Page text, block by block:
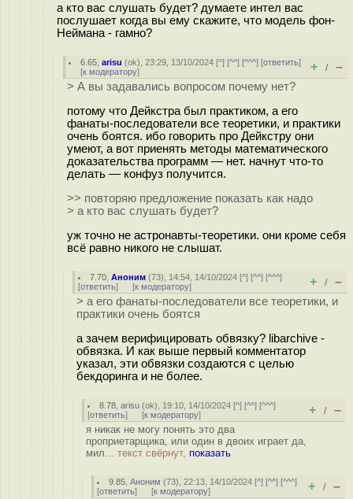
а кто вас слушать будет? думаете интел вас
послушает когда вы ему скажите, что модель фон-
Неймана - гамно?
6.65 ,arisu (ok), 23:29, 13/10/2024 [^] [^^] [^^^] [ответить]
[к модератору] + / –
> А вы задавались вопросом почему нет?
потому что Дейкстра был практиком, а его
фанаты-последователи все теоретики, и практики
очень боятся. ибо говорить про Дейкстру они
умеют, а вот приенять методы математического
доказательства программ — нет. начнут что-то
делать — конфуз получится.
>> повторяю предложение показать как надо
> а кто вас слушать будет?
уж точно не астронавты-теоретики. они кроме себя
всё равно никого не слышат.
7.70 ,Аноним (73), 14:54, 14/10/2024 [^] [^^] [^^^]
[ответить] [к модератору] + / –
> а его фанаты-последователи все теоретики, и
практики очень боятся
а зачем верифицировать обвязку? libarchive -
обвязка. И как выше первый комментатор
указал, эти обвязки создаются с целью
бекдоринга и не более.
8.78 ,arisu (ok), 19:10, 14/10/2024 [^] [^^] [^^^]
[ответить] [к модератору] + / –
я никак не могу понять это два
проприетарщика, или один в двоих играет да,
мил... текст свёрнут, показать
9.85 ,Аноним (73), 22:13, 14/10/2024 [^] [^^] [^^^]
[ответить] [к модератору] + / –